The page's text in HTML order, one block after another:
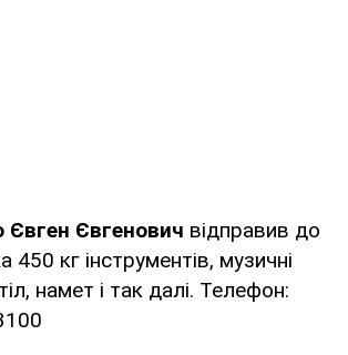
Євген Євгенович відправив до
450 кг інструментів, музичні
намет і так далі. Телефон: